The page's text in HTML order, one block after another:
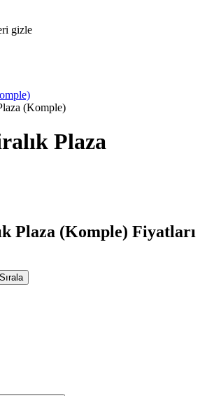
gizle
(Komple)
Plaza
Plaza (Komple) Fiyatları
Sırala